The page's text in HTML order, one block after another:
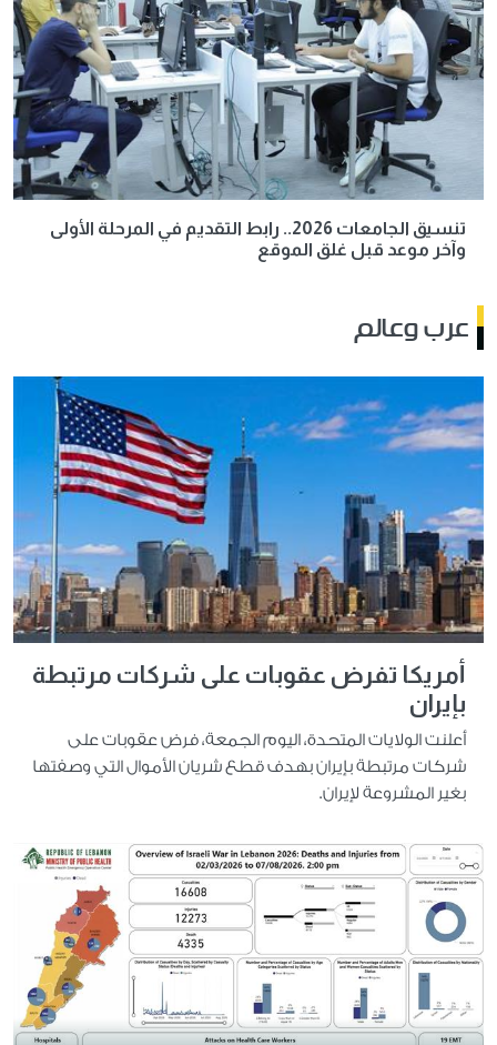
تنسيق الجامعات 2026.. رابط التقديم في المرحلة الأولى
وآخر موعد قبل غلق الموقع
عرب وعالم
أمريكا تفرض عقوبات على شركات مرتبطة
بإيران
أعلنت الولايات المتحدة، اليوم الجمعة، فرض عقوبات على
شركات مرتبطة بإيران بهدف قطع شريان الأموال التي وصفتها
بغير المشروعة لإيران.